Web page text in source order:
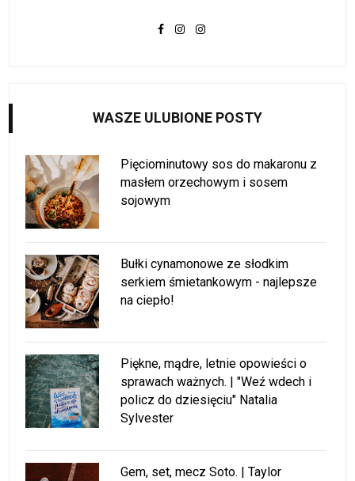
WASZE ULUBIONE POSTY
Pięciominutowy sos do makaronu z
masłem orzechowym i sosem
sojowym
Bułki cynamonowe ze słodkim
serkiem śmietankowym - najlepsze
na ciepło!
Piękne, mądre, letnie opowieści o
sprawach ważnych. | "Weź wdech i
policz do dziesięciu" Natalia
Sylvester
Gem, set, mecz Soto. | Taylor